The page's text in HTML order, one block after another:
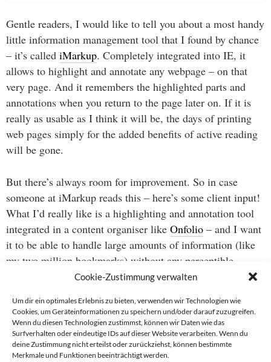
Cookie-Zustimmung verwalten
Um dir ein optimales Erlebnis zu bieten, verwenden wir Technologien wie
Cookies, um Geräteinformationen zu speichern und/oder darauf zuzugreifen.
Wenn du diesen Technologien zustimmst, können wir Daten wie das
Surfverhalten oder eindeutige IDs auf dieser Website verarbeiten. Wenn du
deine Zustimmung nicht erteilst oder zurückziehst, können bestimmte
Merkmale und Funktionen beeinträchtigt werden.
Gentle readers, I would like to tell you about a most handy
little information management tool that I found by chance
– it’s called iMarkup. Completely integrated into IE, it
allows to highlight and annotate any webpage – on that
very page. And it remembers the highlighted parts and
annotations when you return to the page later on. If it is
really as usable as I think it will be, the days of printing
web pages simply for the added benefits of active reading
will be gone.
But there’s always room for improvement. So in case
someone at iMarkup reads this – here’s some client input!
What I’d really like is a highlighting and annotation tool
integrated in a content organiser like Onfolio – and I want
it to be able to handle large amounts of information (like
my two million bookmarks) without any perceptible
Beitragsnavigation
→